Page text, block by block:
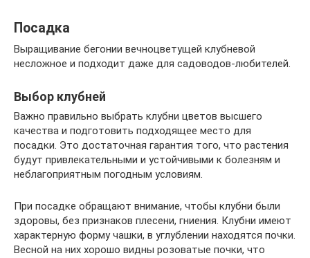
Посадка
Выращивание бегонии вечноцветущей клубневой
несложное и подходит даже для садоводов-любителей.
Выбор клубней
Важно правильно выбрать клубни цветов высшего
качества и подготовить подходящее место для
посадки. Это достаточная гарантия того, что растения
будут привлекательными и устойчивыми к болезням и
неблагоприятным погодным условиям.
При посадке обращают внимание, чтобы клубни были
здоровы, без признаков плесени, гниения. Клубни имеют
характерную форму чашки, в углублении находятся почки.
Весной на них хорошо видны розоватые почки, что